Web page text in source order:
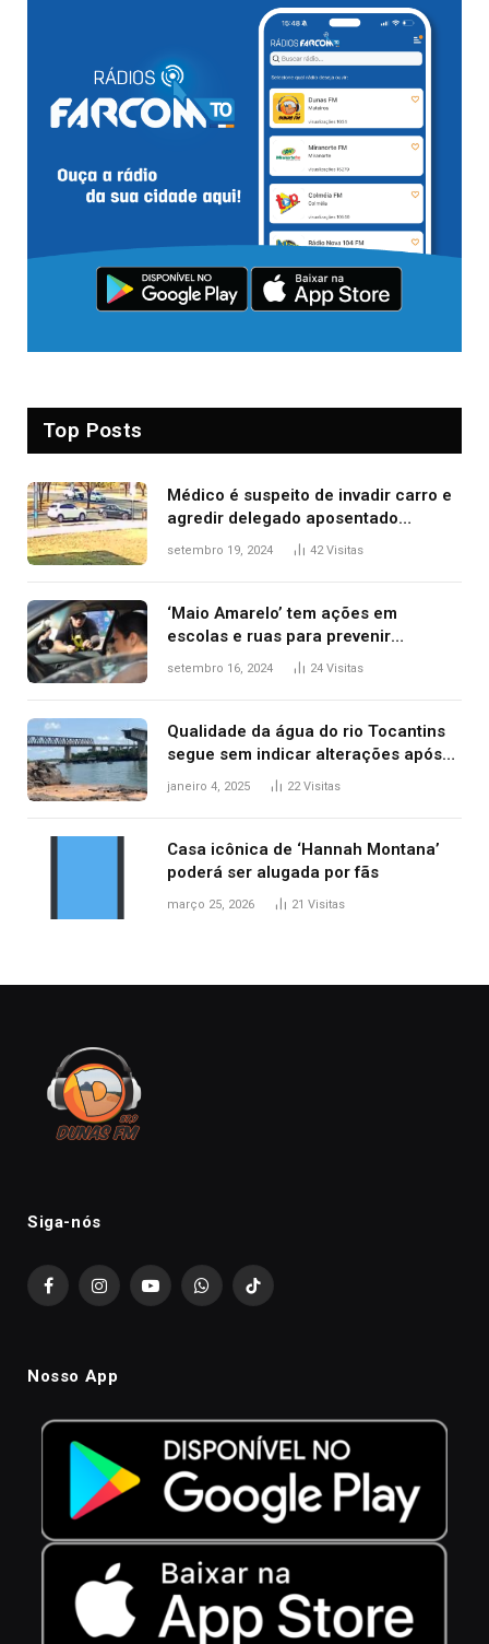
Top Posts
Médico é suspeito de invadir carro e
agredir delegado aposentado
durante confusão no trânsito
setembro 19, 2024 42Visitas
‘Maio Amarelo’ tem ações em
escolas e ruas para prevenir
acidentes no trânsito no AP
setembro 16, 2024 24 Visitas
Qualidade da água do rio Tocantins
segue sem indicar alterações após
desabamento da ponte entre MA e
janeiro 4, 2025 22Visitas
Casa icônica de ‘Hannah Montana’
poderá ser alugada por fãs
março 25, 2026 21 Visitas
Siga-nós
FacebookInstagramYouTubeWhatsAppTikTok
Nosso App